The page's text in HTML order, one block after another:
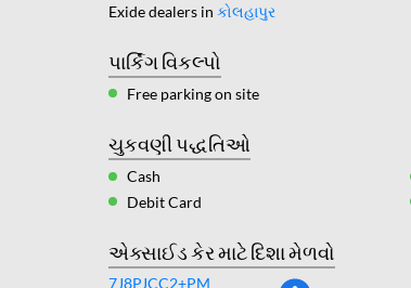
Exide dealers in કોલહાપુર
પાર્કિંગ વિકલ્પો
Free parking on site
ચુકવણી પદ્ધતિઓ
Cash
Debit Card
એક્સાઈડ કેર માટે દિશા મેળવો
7J8PJCC2+PM